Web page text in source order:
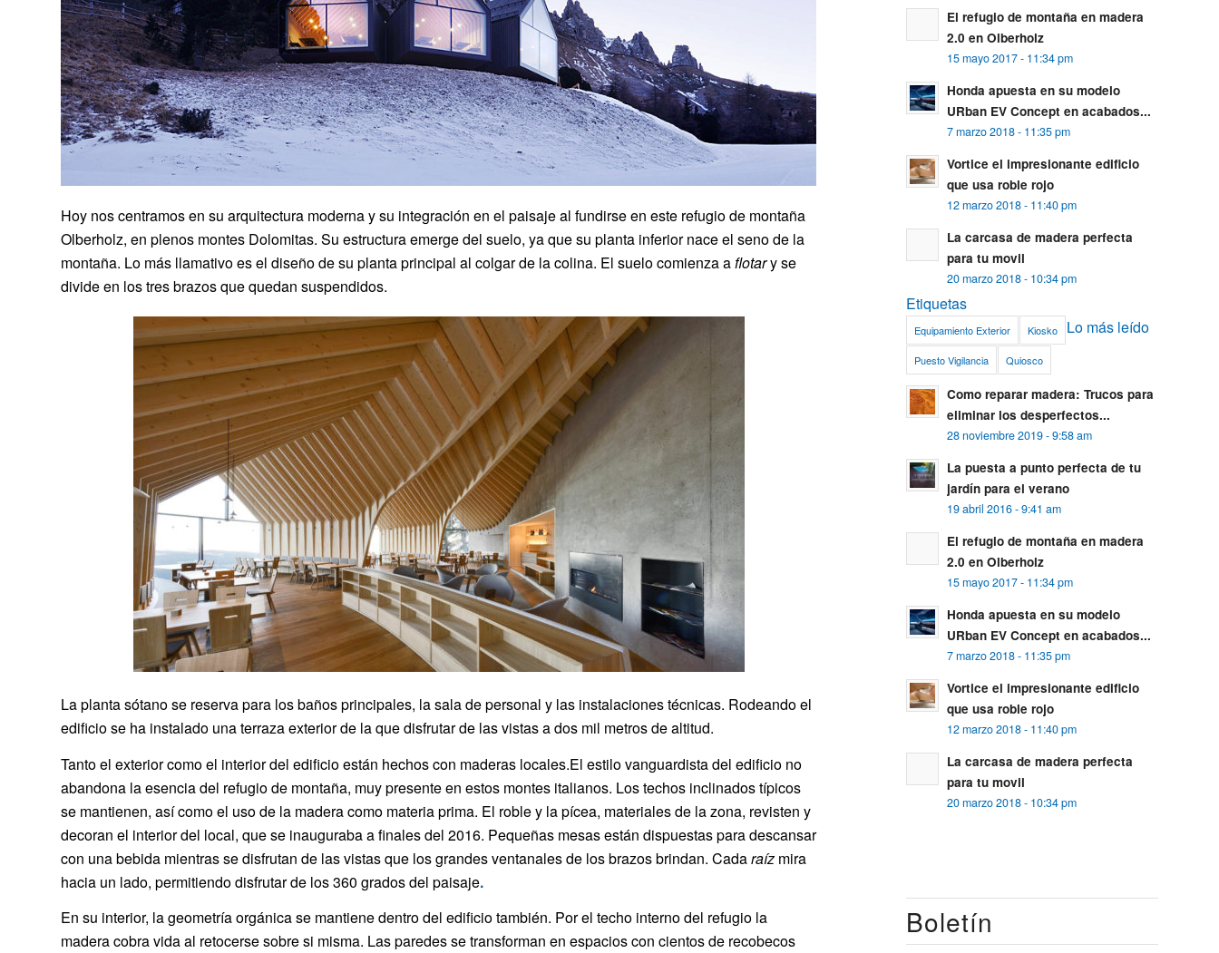
Hoy nos centramos en su arquitectura moderna y su integración en el paisaje al fundirse en este refugio de montaña
Olberholz, en plenos montes Dolomitas. Su estructura emerge del suelo, ya que su planta inferior nace el seno de la
montaña. Lo más llamativo es el diseño de su planta principal al colgar de la colina. El suelo comienza aflotary se
divide en los tres brazos que quedan suspendidos.
La planta sótano se reserva para los baños principales, la sala de personal y las instalaciones técnicas. Rodeando el
edificio se ha instalado una terraza exterior de la que disfrutar de las vistas a dos mil metros de altitud.
Tanto el exterior como el interior del edificio están hechos con maderas locales.El estilo vanguardista del edificio no
abandona la esencia del refugio de montaña, muy presente en estos montes italianos. Los techos inclinados típicos
se mantienen, así como el uso de la madera como materia prima. El roble y la pícea, materiales de la zona, revisten y
decoran el interior del local, que se inauguraba a finales del 2016. Pequeñas mesas están dispuestas para descansar
con una bebida mientras se disfrutan de las vistas que los grandes ventanales de los brazos brindan. Cadaraíz mira
hacia un lado, permitiendo disfrutar de los 360 grados del paisaje.
En su interior, la geometría orgánica se mantiene dentro del edificio también. Por el techo interno del refugio la
madera cobra vida al retocerse sobre si misma. Las paredes se transforman en espacios con cientos de recobecos
El refugio de montaña en madera
2.0 en Olberholz
15 mayo 2017 - 11:34 pm
Honda apuesta en su modelo
URban EV Concept en acabados...
7 marzo 2018 - 11:35 pm
Vortice el impresionante edificio
que usa roble rojo
12 marzo 2018 - 11:40 pm
La carcasa de madera perfecta
para tu movil
20 marzo 2018 - 10:34 pm
Etiquetas
Equipamiento Exterior Kiosko
Puesto Vigilancia Quiosco
Lo más leído
Como reparar madera: Trucos para
eliminar los desperfectos...
28 noviembre 2019 - 9:58 am
La puesta a punto perfecta de tu
jardín para el verano
19 abril 2016 - 9:41 am
El refugio de montaña en madera
2.0 en Olberholz
15 mayo 2017 - 11:34 pm
Honda apuesta en su modelo
URban EV Concept en acabados...
7 marzo 2018 - 11:35 pm
Vortice el impresionante edificio
que usa roble rojo
12 marzo 2018 - 11:40 pm
La carcasa de madera perfecta
para tu movil
20 marzo 2018 - 10:34 pm
Boletín